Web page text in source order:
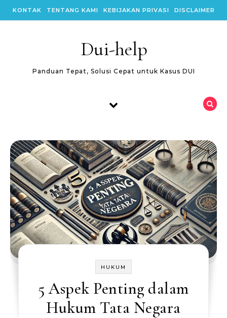
KONTAK TENTANG KAMI KEBIJAKAN PRIVASI DISCLAIMER
Dui-help
Panduan Tepat, Solusi Cepat untuk Kasus DUI
HUKUM
5 Aspek Penting dalam
Hukum Tata Negara